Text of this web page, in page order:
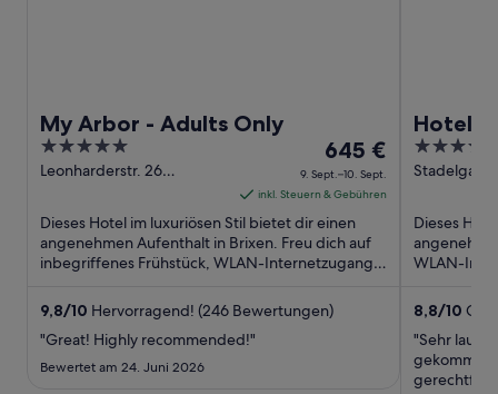
My Arbor - Adults Only
5
out
5
Leonharderstr. 26
Der
Preis
beträgt
645 €
pro
Nacht
9.
645 €
9. Sept.–10. Sept.
inkl. Steuern & Gebühren
Dieses Hotel im luxuriösen Stil bietet dir einen
angenehmen Aufenthalt in Brixen. Freu dich auf
inbegriffenes Frühstück, WLAN-Internetzugang
9,8/10 Hervorragend! (246 Bewertungen)
"Great! Highly recommended!"
Bewertet am 24. Juni 2026
Hotel
4
out
5
Dieses
WLAN-
8,8/10
"Sehr laut,
gekommen